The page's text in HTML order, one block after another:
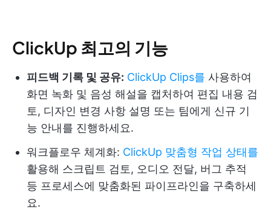
ClickUp 최고의 기능
피드백 기록 및 공유: ClickUp Clips를 사용하여
화면 녹화 및 음성 해설을 캡처하여 편집 내용 검
토, 디자인 변경 사항 설명 또는 팀에게 신규 기
능 안내를 진행하세요.
워크플로우 체계화: ClickUp 맞춤형 작업 상태를
활용해 스크립트 검토, 오디오 전달, 버그 추적
등 프로세스에 맞춤화된 파이프라인을 구축하세
요.